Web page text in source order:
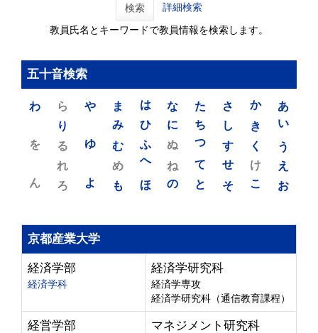
検索 詳細検索
教員氏名とキーワードで教員情報を検索します。
五十音検索
あ
い
う
え
お
か
き
く
け
こ
さ
し
す
せ
そ
た
ち
つ
て
と
な
に
ぬ
ね
の
は
ひ
ふ
へ
ほ
ま
み
む
め
も
や
ゆ
よ
ら
り
る
れ
ろ
わ
を
ん
京都産業大学
経済学部
経済学科
経済学研究科
経済学専攻
経済学研究科（通信教育課程）
経営学部 マネジメント研究科